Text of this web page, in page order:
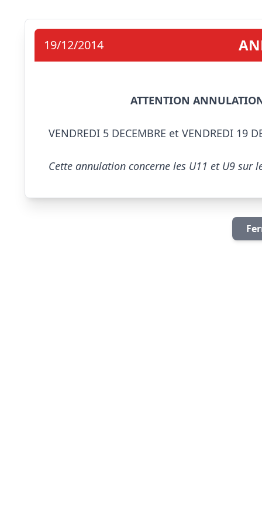
19/12/2014
ATTENTION
VENDREDI 5 DECEMBRE et VENDREDI 19
Cette annulation concerne les U11 et U9 sur